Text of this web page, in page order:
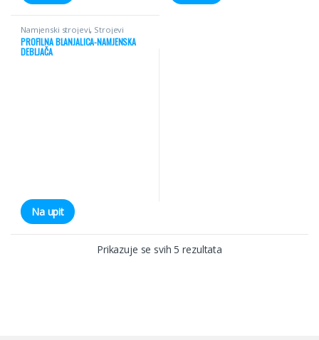
Namjenski strojevi, Strojevi
PROFILNA BLANJALICA-NAMJENSKA
DEBLJAČA
Na upit
Prikazuje se svih 5 rezultata